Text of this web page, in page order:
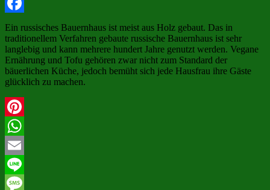
X
Facebook
Ein russisches Bauernhaus ist meist aus Holz gebaut. Das in
traditionellem Verfahren gebaute russische Bauernhaus ist sehr
langlebig und kann mehrere hundert Jahre genutzt werden. Vegane
Ernährung und Tofu gehören zwar nicht zum Standard der
bäuerlichen Küche, jedoch bemüht sich jede Hausfrau ihre Gäste
glücklich zu machen.
Pinterest
WhatsApp
Email
Line